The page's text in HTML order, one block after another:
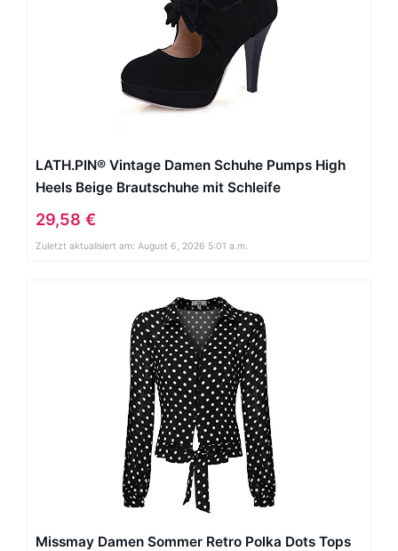
LATH.PIN® Vintage Damen Schuhe Pumps High
Heels Beige Brautschuhe mit Schleife
Stilettosabsatz Schwarz
29,58 €
Zuletzt aktualisiert am: August 6, 2026 5:01 a.m.
Missmay Damen Sommer Retro Polka Dots Tops